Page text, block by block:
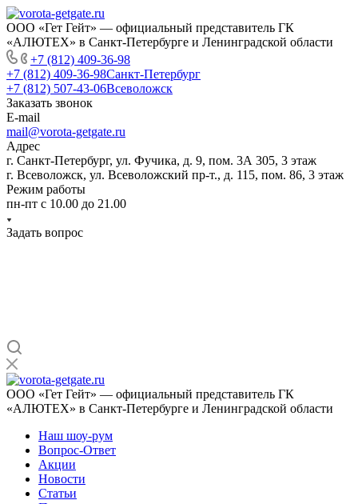
ООО «Гет Гейт» — официальный представитель ГК
«АЛЮТЕХ» в Санкт-Петербурге и Ленинградской области
+7 (812) 409-36-98
+7 (812) 409-36-98Санкт-Петербург
+7 (812) 507-43-06Всеволожск
Заказать звонок
E-mail
mail@vorota-getgate.ru
Адрес
г. Санкт-Петербург, ул. Фучика, д. 9, пом. 3А 305, 3 этаж
г. Всеволожск, ул. Всеволожский пр-т., д. 115, пом. 86, 3 этаж
Режим работы
пн-пт c 10.00 до 21.00
Задать вопрос
ООО «Гет Гейт» — официальный представитель ГК
«АЛЮТЕХ» в Санкт-Петербурге и Ленинградской области
Наш шоу-рум
Вопрос-Ответ
Акции
Новости
Статьи